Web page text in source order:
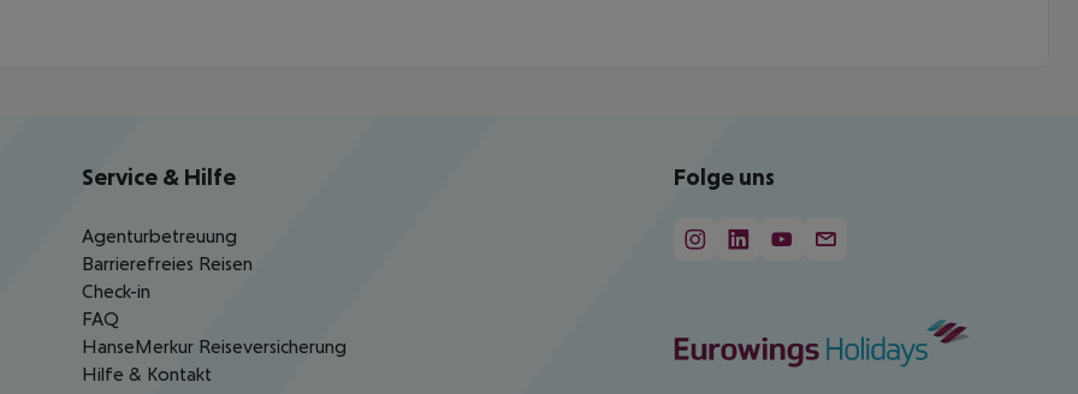
Service & Hilfe
Agenturbetreuung
Barrierefreies Reisen
Check-in
FAQ
HanseMerkur Reiseversicherung
Hilfe & Kontakt
Folge uns